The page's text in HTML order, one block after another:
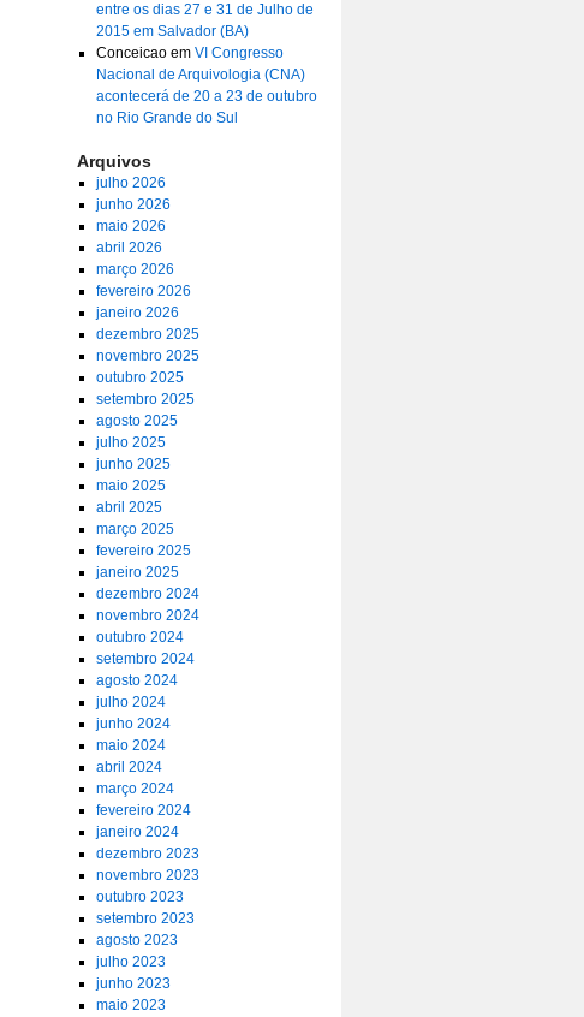
entre os dias 27 e 31 de Julho de
2015 em Salvador (BA)
Conceicaoem VI Congresso
Nacional de Arquivologia (CNA)
acontecerá de 20 a 23 de outubro
no Rio Grande do Sul
Arquivos
julho 2026
junho 2026
maio 2026
abril 2026
março 2026
fevereiro 2026
janeiro 2026
dezembro 2025
novembro 2025
outubro 2025
setembro 2025
agosto 2025
julho 2025
junho 2025
maio 2025
abril 2025
março 2025
fevereiro 2025
janeiro 2025
dezembro 2024
novembro 2024
outubro 2024
setembro 2024
agosto 2024
julho 2024
junho 2024
maio 2024
abril 2024
março 2024
fevereiro 2024
janeiro 2024
dezembro 2023
novembro 2023
outubro 2023
setembro 2023
agosto 2023
julho 2023
junho 2023
maio 2023